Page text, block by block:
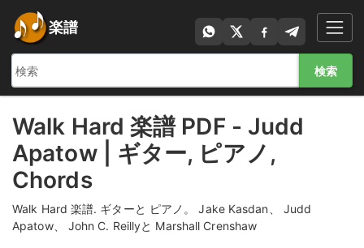
楽譜
検索
Walk Hard 楽譜 PDF - Judd
Apatow | ギター, ピアノ,
Chords
Walk Hard 楽譜. ギターと ピアノ。 Jake Kasdan、 Judd
Apatow、 John C. Reillyと Marshall Crenshaw